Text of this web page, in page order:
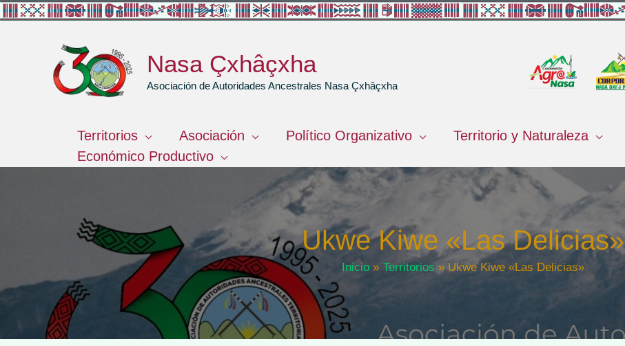
Ir
Nasa Çxhâçxha
Asociación de Autoridades Ancestrales Nasa Çxhâçxha
Territorios Asociación Político Organizativo Territorio y Naturaleza
Económico Productivo
Ukwe Kiwe «Las Delicias»
Inicio Territorios Ukwe Kiwe «Las Delicias»